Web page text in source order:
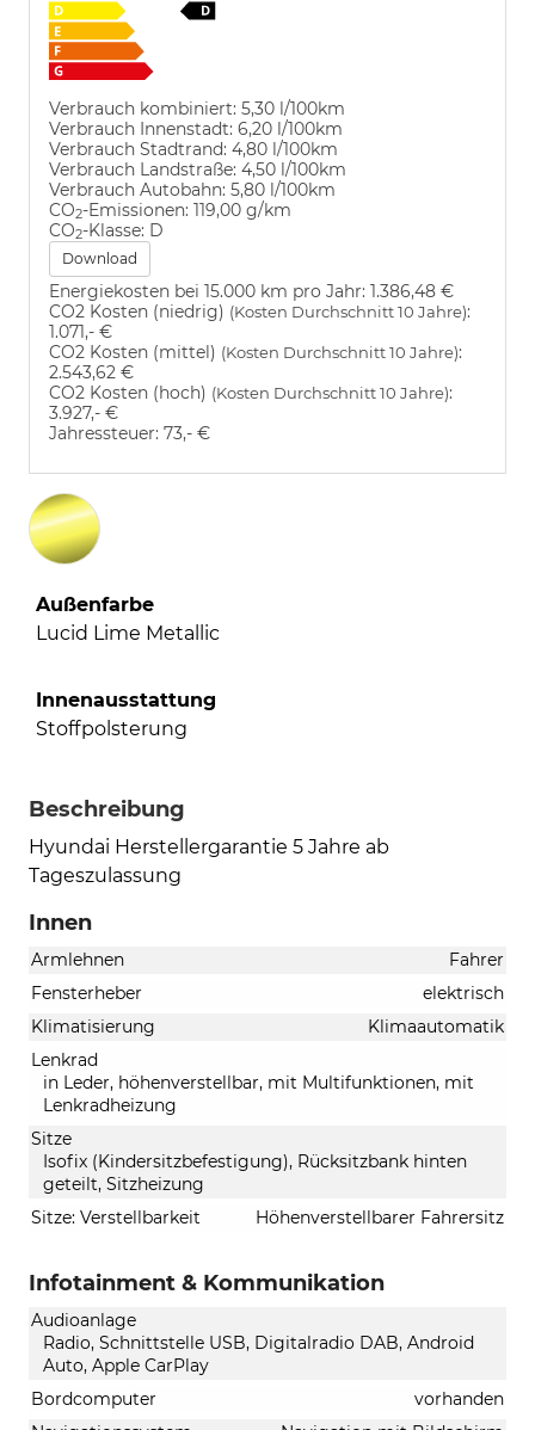
Verbrauch kombiniert: 5,30 l/100km
Verbrauch Innenstadt: 6,20 l/100km
Verbrauch Stadtrand: 4,80 l/100km
Verbrauch Landstraße: 4,50 l/100km
Verbrauch Autobahn: 5,80 l/100km
CO2-Emissionen: 119,00 g/km
CO2-Klasse: D
Download
Energiekosten bei 15.000 km pro Jahr: 1.386,48 €
CO2 Kosten (niedrig) (Kosten Durchschnitt 10 Jahre):
1.071,- €
CO2 Kosten (mittel) (Kosten Durchschnitt 10 Jahre):
2.543,62 €
CO2 Kosten (hoch) (Kosten Durchschnitt 10 Jahre):
3.927,- €
Jahressteuer: 73,- €
Außenfarbe
Lucid Lime Metallic
Innenausstattung
Stoffpolsterung
Beschreibung
Hyundai Herstellergarantie 5 Jahre ab
Tageszulassung
Innen
Armlehnen
Fahrer
Fensterheber
elektrisch
Klimatisierung
Klimaautomatik
Lenkrad
in Leder, höhenverstellbar, mit Multifunktionen, mit
Lenkradheizung
Sitze
Isofix (Kindersitzbefestigung), Rücksitzbank hinten
geteilt, Sitzheizung
Sitze: Verstellbarkeit
Höhenverstellbarer Fahrersitz
Infotainment & Kommunikation
Audioanlage
Radio, Schnittstelle USB, Digitalradio DAB, Android
Auto, Apple CarPlay
Bordcomputer
vorhanden